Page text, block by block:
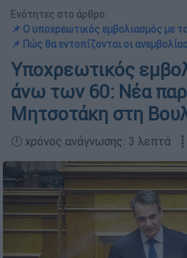
Ενότητες στο άρθρο:
📌 Ο υποχρεωτικός εμβολιασμός με
📌 Πώς θα εντοπίζονται οι
Υποχρεωτικός
άνω των 60: Νέα
Μητσοτάκη στη
🕛 χρόνος ανάγνωσης: 3 λεπτά ┋